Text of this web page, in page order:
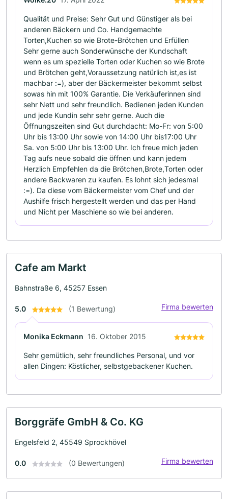
Qualität und Preise: Sehr Gut und Günstiger als bei
anderen Bäckern und Co. Handgemachte
Torten,Kuchen so wie Brote-Brötchen und Erfüllen
Sehr gerne auch Sonderwünsche der Kundschaft
wenn es um spezielle Torten oder Kuchen so wie Brote
und Brötchen geht,Voraussetzung natürlich ist,es ist
machbar :=), aber der Bäckermeister bekommt selbst
sowas hin mit 100% Garantie. Die Verkäuferinnen sind
sehr Nett und sehr freundlich. Bedienen jeden Kunden
und jede Kundin sehr sehr gerne. Auch die
Öffnungszeiten sind Gut durchdacht: Mo-Fr: von 5:00
Uhr bis 13:00 Uhr sowie von 14:00 Uhr bis17:00 Uhr
Sa. von 5:00 Uhr bis 13:00 Uhr. Ich freue mich jeden
Tag aufs neue sobald die öffnen und kann jedem
Herzlich Empfehlen da die Brötchen,Brote,Torten oder
andere Backwaren zu kaufen. Es lohnt sich jedesmal
:=). Da diese vom Bäckermeister vom Chef und der
Aushilfe frisch hergestellt werden und das per Hand
und Nicht per Maschiene so wie bei anderen.
Cafe am Markt
Bahnstraße 6, 45257 Essen
5.0 (1 Bewertung) Firma bewerten
Monika Eckmann 16. Oktober 2015
Sehr gemütlich, sehr freundliches Personal, und vor
allen Dingen: Köstlicher, selbstgebackener Kuchen.
Borggräfe GmbH & Co. KG
Engelsfeld 2, 45549 Sprockhövel
0.0 (0 Bewertungen) Firma bewerten